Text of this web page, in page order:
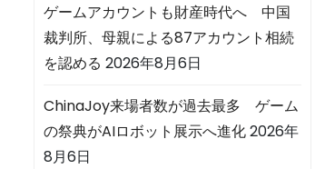
ゲームアカウントも財産時代へ 中国
裁判所、母親による87アカウント相続
を認める 2026年8月6日
ChinaJoy来場者数が過去最多 ゲーム
の祭典がAIロボット展示へ進化2026年
8月6日